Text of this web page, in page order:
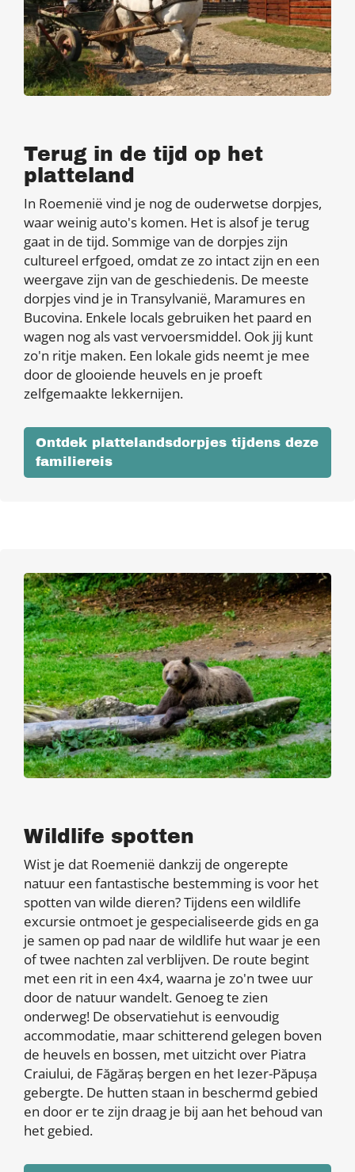
Terug in de tijd op het
platteland
In Roemenië vind je nog de ouderwetse dorpjes,
waar weinig auto's komen. Het is alsof je terug
gaat in de tijd. Sommige van de dorpjes zijn
cultureel erfgoed, omdat ze zo intact zijn en een
weergave zijn van de geschiedenis. De meeste
dorpjes vind je in Transylvanië, Maramures en
Bucovina. Enkele locals gebruiken het paard en
wagen nog als vast vervoersmiddel. Ook jij kunt
zo'n ritje maken. Een lokale gids neemt je mee
door de glooiende heuvels en je proeft
zelfgemaakte lekkernijen.
Ontdek plattelandsdorpjes tijdens deze
familiereis
Wildlife spotten
Wist je dat Roemenië dankzij de ongerepte
natuur een fantastische bestemming is voor het
spotten van wilde dieren? Tijdens een wildlife
excursie ontmoet je gespecialiseerde gids en ga
je samen op pad naar de wildlife hut waar je een
of twee nachten zal verblijven. De route begint
met een rit in een 4x4, waarna je zo'n twee uur
door de natuur wandelt. Genoeg te zien
onderweg! De observatiehut is eenvoudig
accommodatie, maar schitterend gelegen boven
de heuvels en bossen, met uitzicht over Piatra
Craiului, de Făgăraș bergen en het Iezer-Păpușa
gebergte. De hutten staan in beschermd gebied
en door er te zijn draag je bij aan het behoud van
het gebied.